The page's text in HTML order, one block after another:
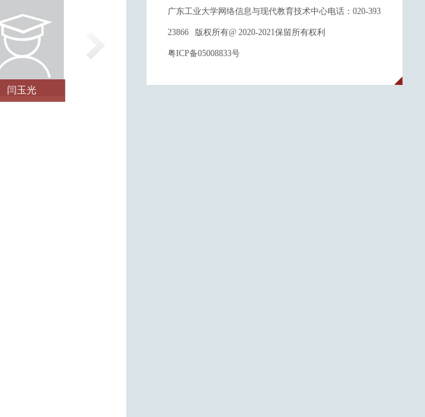
闫玉光
广东工业大学网络信息与现代教育技术中心电话：020-393
23866 版权所有@ 2020-2021保留所有权利
粤ICP备05008833号